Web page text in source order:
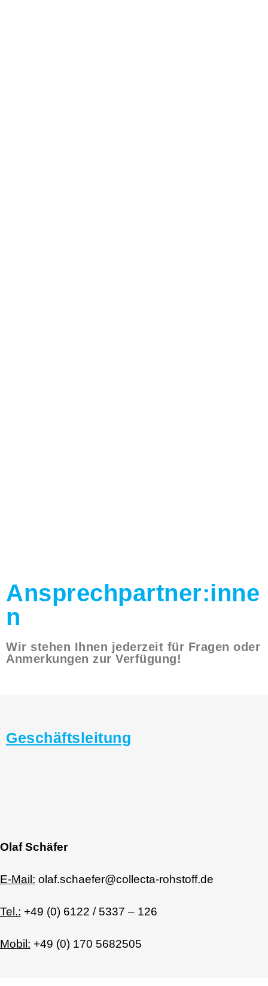
Ansprechpartner:inne
n
Wir stehen Ihnen jederzeit für Fragen oder
Anmerkungen zur Verfügung!
Geschäftsleitung
Olaf Schäfer
E-Mail: olaf.schaefer@collecta-rohstoff.de
Tel.: +49 (0) 6122 / 5337 – 126
Mobil: +49 (0) 170 5682505